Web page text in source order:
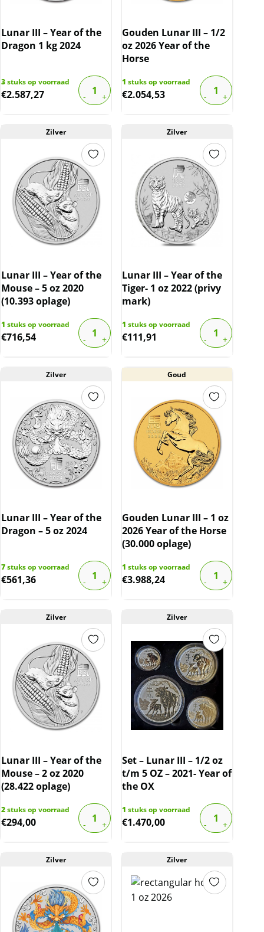
Lunar III – Year of the
Dragon 1 kg 2024
3stuks op voorraad
€2.587,27
Gouden Lunar III – 1/2
oz 2026 Year of the
Horse
1 stuks op voorraad
€2.054,53
Zilver
Lunar III – Year of the
Mouse – 5 oz 2020
(10.393 oplage)
1 stuks op voorraad
€716,54
Zilver
Lunar III – Year of the
Tiger- 1 oz 2022 (privy
mark)
1 stuks op voorraad
€111,91
Zilver
Lunar III – Year of the
Dragon – 5 oz 2024
7stuks op voorraad
€561,36
Goud
Gouden Lunar III – 1 oz
2026 Year of the Horse
(30.000 oplage)
1 stuks op voorraad
€3.988,24
Zilver
Lunar III – Year of the
Mouse – 2 oz 2020
(28.422 oplage)
2stuks op voorraad
€294,00
Zilver
Set – Lunar III – 1/2 oz
t/m 5 OZ – 2021- Year of
the OX
1 stuks op voorraad
€1.470,00
Zilver Zilver